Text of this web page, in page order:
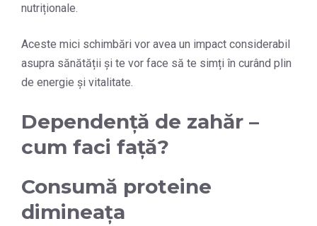
nutriționale.
Aceste mici schimbări vor avea un impact considerabil
asupra sănătății și te vor face să te simți în curând plin
de energie și vitalitate.
Dependență de zahăr –
cum faci față?
Consumă proteine
dimineața